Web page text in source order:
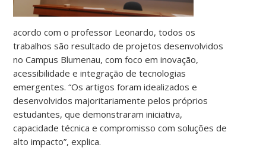
acordo com o professor Leonardo, todos os
trabalhos são resultado de projetos desenvolvidos
no Campus Blumenau, com foco em inovação,
acessibilidade e integração de tecnologias
emergentes. “Os artigos foram idealizados e
desenvolvidos majoritariamente pelos próprios
estudantes, que demonstraram iniciativa,
capacidade técnica e compromisso com soluções de
alto impacto”, explica.